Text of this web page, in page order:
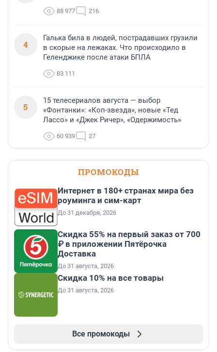
88 977 216
4
Галька била в людей, пострадавших грузили
в скорые на лежаках. Что происходило в
Геленджике после атаки БПЛА
83 111
5
15 телесериалов августа — выбор
«Фонтанки»: «Коп-звезда», новые «Тед
Лассо» и «Джек Ричер», «Одержимость»
60 939 27
ПРОМОКОДЫ
Интернет в 180+ странах мира без
роуминга и сим-карт
До 31 декабря, 2026
Скидка 55% на первый заказ от 700
₽ в приложении Пятёрочка
Доставка
До 31 августа, 2026
Скидка 10% на все товары
До 31 августа, 2026
Все промокоды